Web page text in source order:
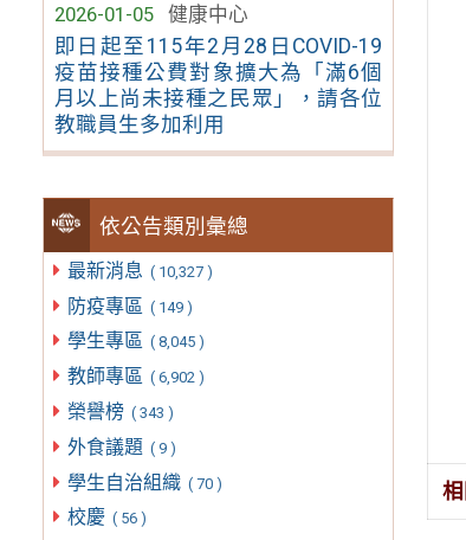
2026-01-05
健康中心
即日起至115年2月28日COVID-19
疫苗接種公費對象擴大為「滿6個
月以上尚未接種之民眾」，請各位
教職員生多加利用
依公告類別彙總
最新消息 ( 10,327 )
防疫專區 ( 149 )
學生專區 ( 8,045 )
教師專區 ( 6,902 )
榮譽榜 ( 343 )
外食議題 ( 9 )
學生自治組織 ( 70 )
校慶 ( 56 )